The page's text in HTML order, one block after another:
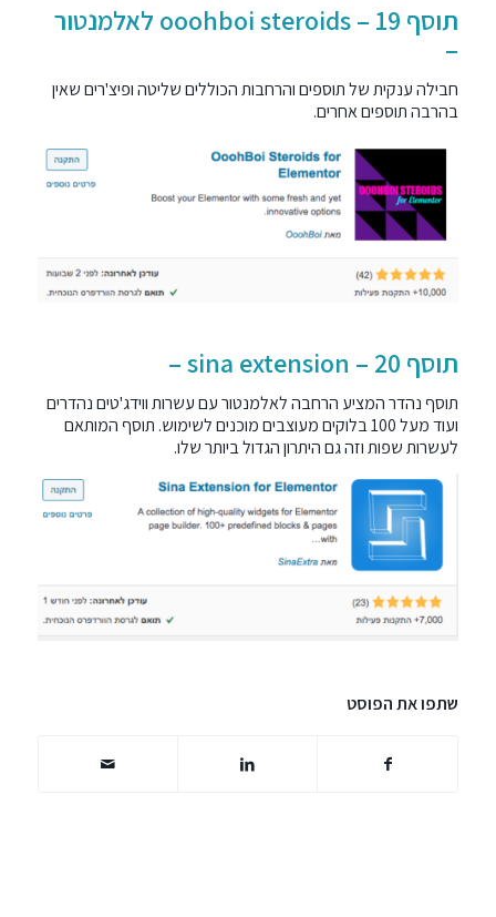
תוסף 19 – ooohboi steroids לאלמנטור
–
חבילה ענקית של תוספים והרחבות הכוללים שליטה ופיצ'רים שאין
בהרבה תוספים אחרים.
תוסף 20 – sina extension –
תוסף נהדר המציע הרחבה לאלמנטור עם עשרות ווידג'טים נהדרים
ועוד מעל 100 בלוקים מעוצבים מוכנים לשימוש. תוסף המותאם
לעשרות שפות וזה גם היתרון הגדול ביותר שלו.
שתפו את הפוסט